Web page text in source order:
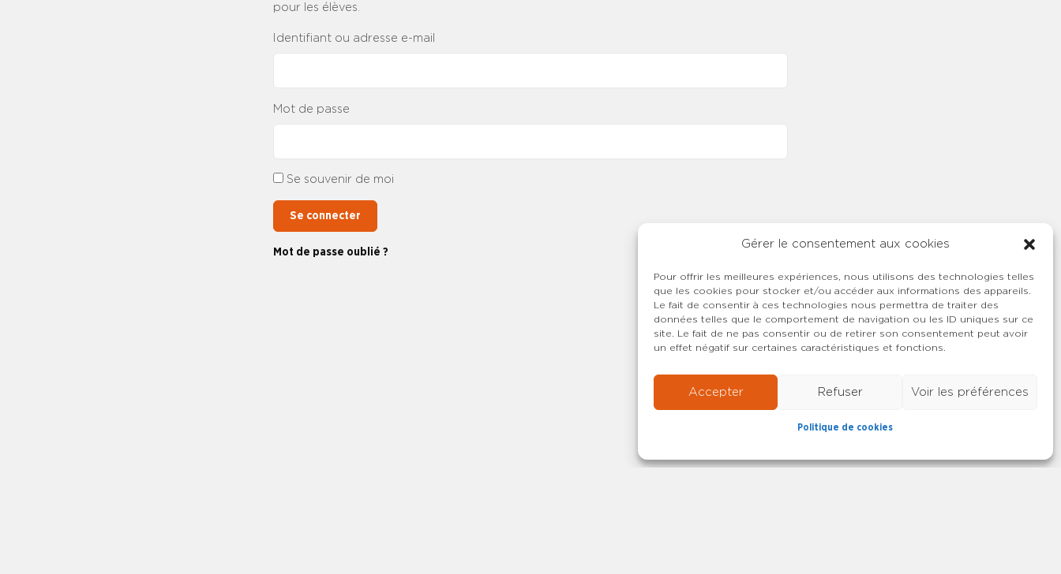
Gérer le consentement aux cookies
Pour offrir les meilleures expériences, nous utilisons des technologies telles
que les cookies pour stocker et/ou accéder aux informations des appareils.
Le fait de consentir à ces technologies nous permettra de traiter des
données telles que le comportement de navigation ou les ID uniques sur ce
site. Le fait de ne pas consentir ou de retirer son consentement peut avoir
un effet négatif sur certaines caractéristiques et fonctions.
Accepter Refuser Voir les préférences
Politique de cookies
pour les élèves.
Identifiant ou adresse e-mail
Mot de passe
Se souvenir de moi
Se connecter
Mot de passe oublié ?